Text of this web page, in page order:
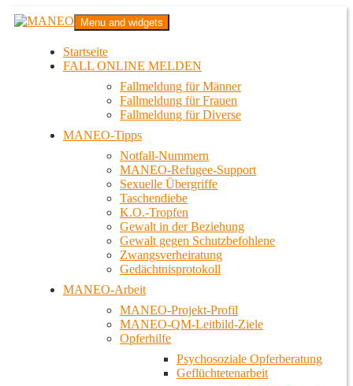
Zum
InhaltMANEO
Das schwule Anti-Gewalt-Projekt in Berlin
Menu and widgets
Startseite
FALL ONLINE MELDEN
Fallmeldung für Männer
Fallmeldung für Frauen
Fallmeldung für Diverse
MANEO-Tipps
Notfall-Nummern
MANEO-Refugee-Support
Sexuelle Übergriffe
Taschendiebe
K.O.-Tropfen
Gewalt in der Beziehung
Gewalt gegen Schutzbefohlene
Zwangsverheiratung
Gedächtnisprotokoll
MANEO-Arbeit
MANEO-Projekt-Profil
MANEO-QM-Leitbild-Ziele
Opferhilfe
Psychosoziale Opferberatung
Geflüchtetenarbeit